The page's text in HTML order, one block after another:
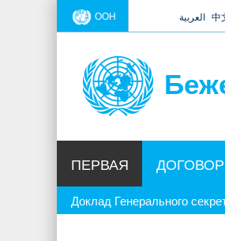
ООН العربية 中
ПЕРВАЯ
Доклад Генерального